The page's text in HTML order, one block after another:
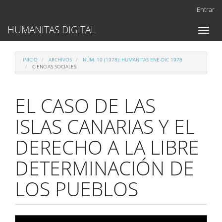
Contenido
principal
lateral
Entrar
Toggle
HUMANITAS DIGITAL
INICIO ARCHIVOS
NÚM. 19 (1978): HUMANITAS ENE-DIC 1978
CIENCIAS SOCIALES
EL CASO DE LAS
ISLAS CANARIAS Y EL
DERECHO A LA LIBRE
DETERMINACIÓN DE
LOS PUEBLOS